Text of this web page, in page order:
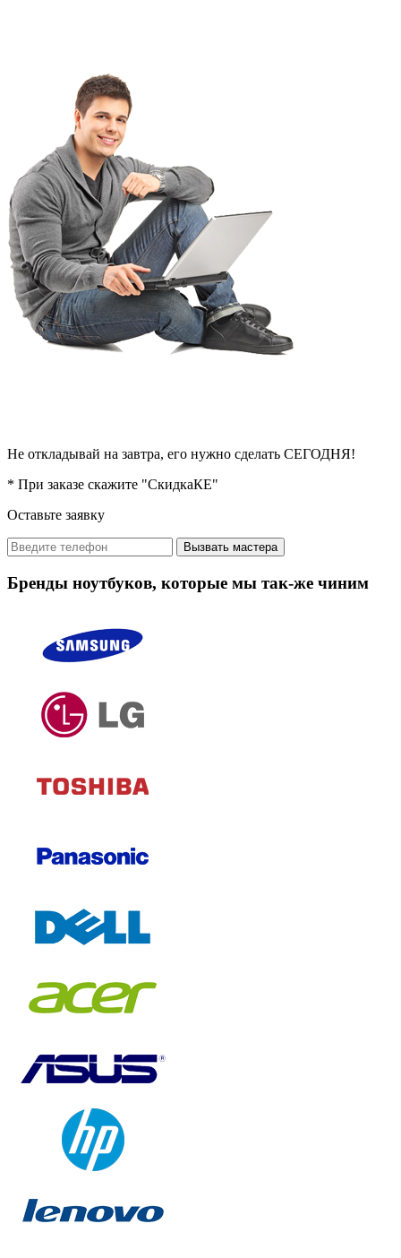
Не откладывай на завтра, его нужно сделать СЕГОДНЯ!
* При заказе скажите "СкидкаКЕ"
Оставьте заявку
Вызвать мастера
Бренды ноутбуков, которые мы так-же чиним